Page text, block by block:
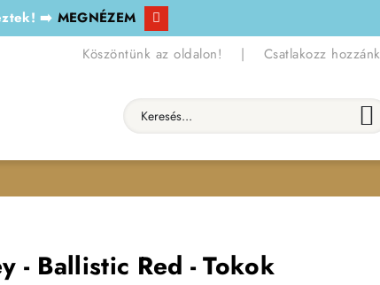
➡️ MEGNÉZEM
Köszöntünk az oldalon! | Csatlakozz hozzánk
Keresés...
- Ballistic Red - Tokok